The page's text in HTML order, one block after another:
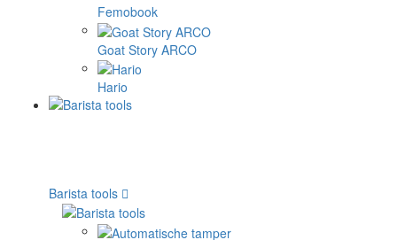
Femobook
Goat Story ARCO
Hario
Barista tools